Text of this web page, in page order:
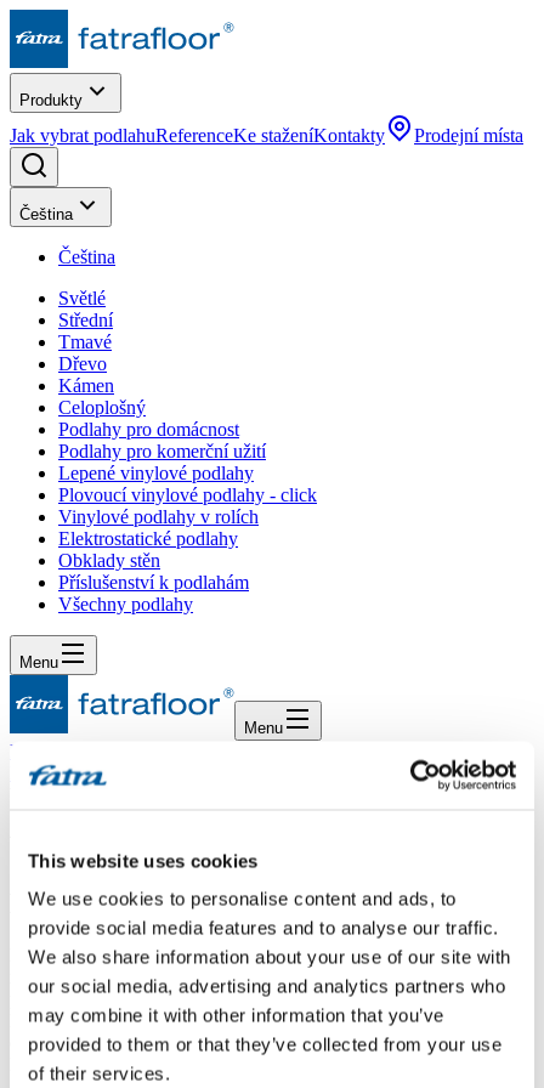
This website uses cookies
We use cookies to personalise content and ads, to
provide social media features and to analyse our traffic.
We also share information about your use of our site with
our social media, advertising and analytics partners who
may combine it with other information that you’ve
provided to them or that they’ve collected from your use
of their services.
Produkty
Jak vybrat podlahuReferenceKe staženíKontakty Prodejní místa
Čeština
Čeština
Světlé
Střední
Tmavé
Dřevo
Kámen
Celoplošný
Podlahy pro domácnost
Podlahy pro komerční užití
Lepené vinylové podlahy
Plovoucí vinylové podlahy - click
Vinylové podlahy v rolích
Elektrostatické podlahy
Obklady stěn
Příslušenství k podlahám
Všechny podlahy
Menu
Menu
Domů
Dotazy/
Vhodný vzor
Dotaz
Dobrý den, lámeme si hlavu s rozhodováním v dekoru do bílostěnné
novostavby s k. linkou černo-béžovou. Vinyl bude ve všech
pokojích komě koupelen. Vybíráme z dekorů Dub Grónský a Dub
Půlnoční. Rád bych zvolil dekor, a kterém půjde neméně vidět
členitost lamel a bude působit sjednoceně. Můžete v tomto poradit?
Děkuji